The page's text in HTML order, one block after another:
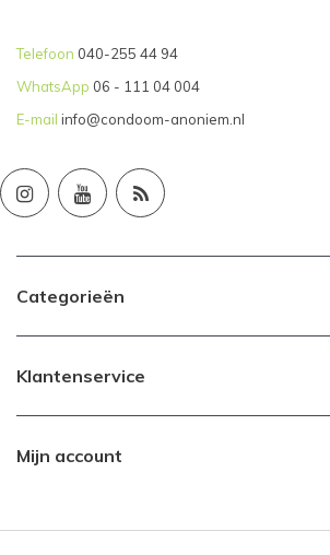
Telefoon 040-255 44 94
WhatsApp 06 - 111 04 004
E-mail info@condoom-anoniem.nl
Categorieën
Klantenservice
Mijn account